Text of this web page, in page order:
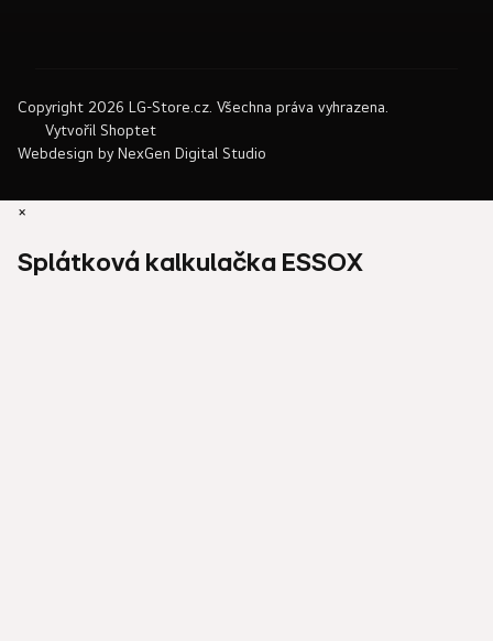
Webdesign by NexGen Digital Studio
Vytvořil Shoptet
Copyright 2026 LG-Store.cz . Všechna práva vyhrazena.
×
Splátková kalkulačka ESSOX